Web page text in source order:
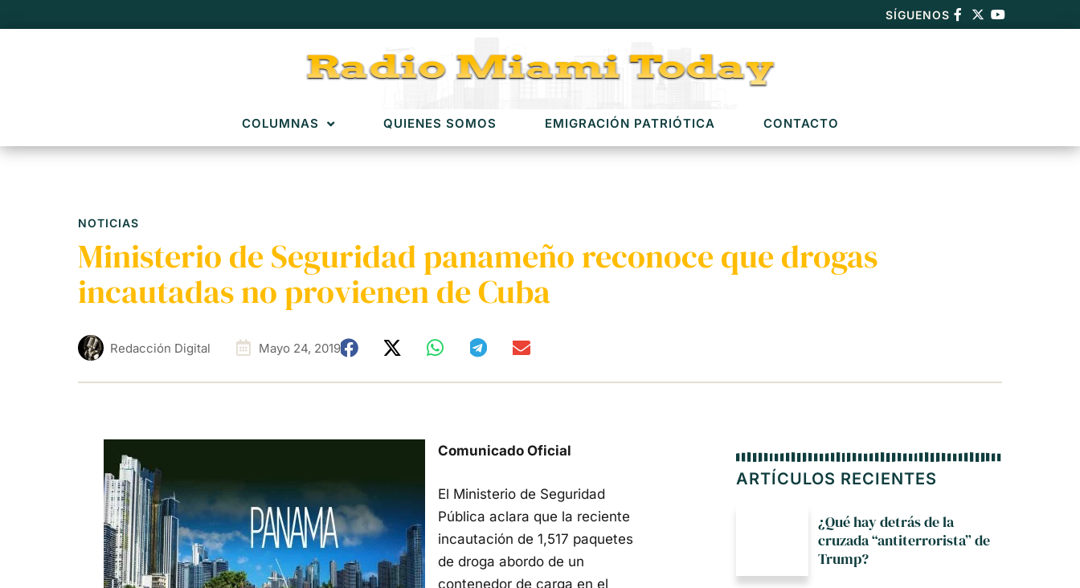
SÍGUENOS
COLUMNAS QUIENES SOMOS EMIGRACIÓN PATRIÓTICA CONTACTO
NOTICIAS
Ministerio de Seguridad panameño reconoce que drogas
incautadas no provienen de Cuba
Redacción Digital Mayo 24, 2019
Comunicado Oficial
El Ministerio de Seguridad
Pública aclara que la reciente
incautación de 1,517 paquetes
de droga abordo de un
contenedor de carga en el
ARTÍCULOS RECIENTES
¿Qué hay detrás de la
cruzada “antiterrorista” de
Trump?